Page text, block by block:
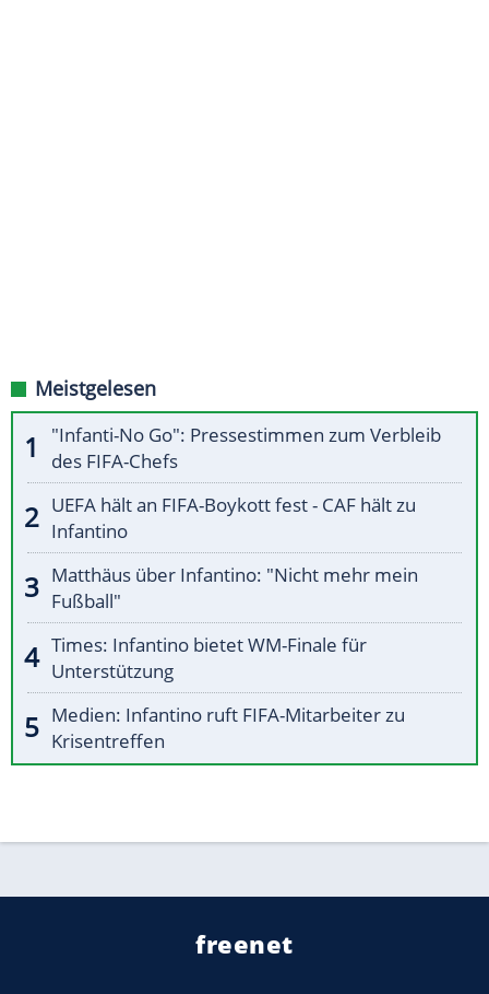
Meistgelesen
"Infanti-No Go": Pressestimmen zum Verbleib
des FIFA-Chefs
UEFA hält an FIFA-Boykott fest - CAF hält zu
Infantino
Matthäus über Infantino: "Nicht mehr mein
Fußball"
Times: Infantino bietet WM-Finale für
Unterstützung
Medien: Infantino ruft FIFA-Mitarbeiter zu
Krisentreffen
freenet